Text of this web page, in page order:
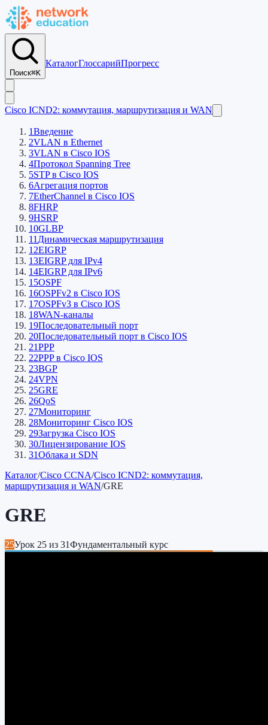
Поиск⌘K
КаталогГлоссарийПрогресс
Cisco ICND2: коммутация, маршрутизация и WAN
1Введение
2VLAN в Ethernet
3VLAN в Cisco IOS
4Протокол Spanning Tree
5STP в Cisco IOS
6Агрегация портов
7EtherСhannel в Cisco IOS
8FHRP
9HSRP
10GLBP
11 Динамическая маршрутизация
12EIGRP
13EIGRP для IPv4
14EIGRP для IPv6
15OSPF
16OSPFv2 в Cisco IOS
17OSPFv3 в Cisco IOS
18WAN-каналы
19Последовательный порт
20Последовательный порт в Cisco IOS
21PPP
22PPP в Cisco IOS
23BGP
24VPN
25GRE
26QoS
27Мониторинг
28Мониторинг Cisco IOS
29Загрузка Cisco IOS
30Лицензирование IOS
31Облака и SDN
Каталог/Cisco CCNA/Cisco ICND2: коммутация,
маршрутизация и WAN/GRE
GRE
25Урок 25 из 31Фундаментальный курс